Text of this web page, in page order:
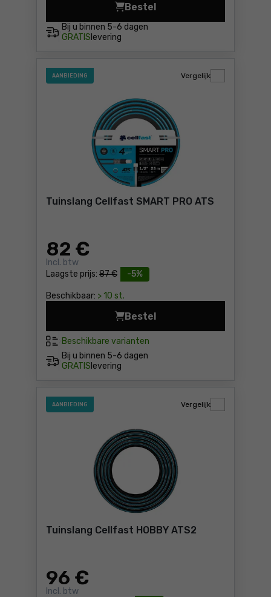
Bij u binnen 5-6 dagen
GRATIS levering
Bestel
Slang voor algemeen
AANBIEDING
Tuinslang Cellfast SMART PRO ATS
-5%
Laagste prijs: 87 €
82 €
Incl. btw
Beschikbaar: > 10 st.
Vergelijk
Beschikbare varianten
Bij u binnen 5-6 dagen
GRATIS levering
Bestel
Tuinslang Cellfast SMART
AANBIEDING
Tuinslang Cellfast HOBBY ATS2
96 €
Incl. btw
Vergelijk